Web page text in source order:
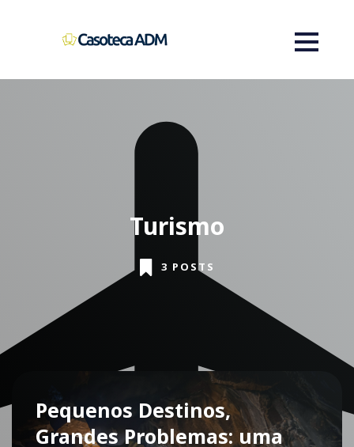
Turismo
3 POSTS
Pequenos Destinos,
Grandes Problemas: uma